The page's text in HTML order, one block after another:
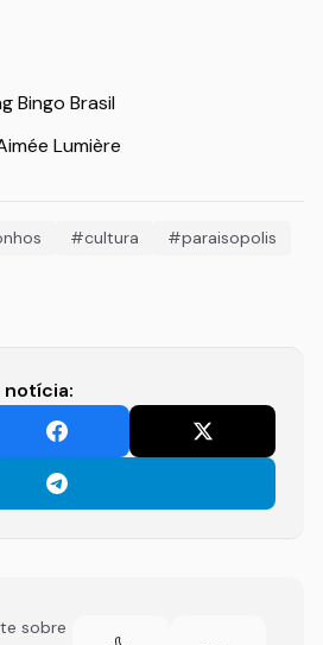
Bingo Brasil
Lumière
#cultura
#paraisopolis
sobre